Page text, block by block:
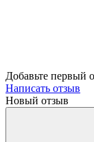
Добавьте первый
Написать отзыв
Новый отзыв